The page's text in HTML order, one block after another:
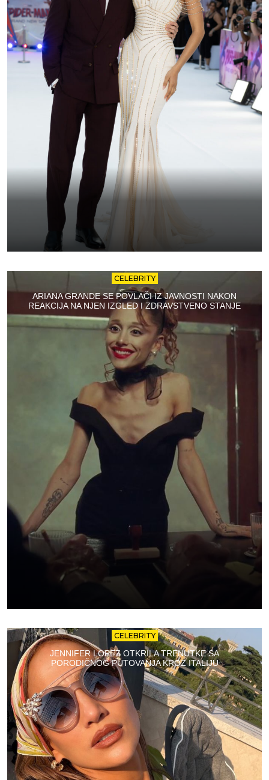
CELEBRITY
ARIANA GRANDE SE POVLAČI IZ JAVNOSTI NAKON
REAKCIJA NA NJEN IZGLED I ZDRAVSTVENO STANJE
CELEBRITY
JENNIFER LOPEZ OTKRILA TRENUTKE SA
PORODIČNOG PUTOVANJA KROZ ITALIJU